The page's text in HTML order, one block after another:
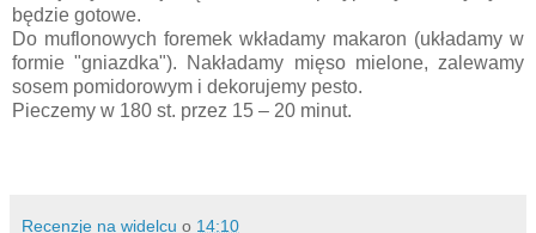
będzie gotowe.
Do muflonowych foremek wkładamy makaron (układamy w
formie "gniazdka"). Nakładamy mięso mielone, zalewamy
sosem pomidorowym i dekorujemy pesto.
Pieczemy w 180 st. przez 15 – 20 minut.
Recenzje na widelcu o 14:10